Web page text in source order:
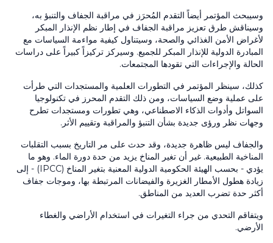
وسيبحث المؤتمر أيضاً التقدم المُحرَز في مراقبة الجفاف والتنبؤ به،
وسيناقش طرق تعزيز مراقبة الجفاف في إطار نظم الإنذار المبكر
لأغراض الأمن الغذائي والصحة، وسيتناول كيفية مواءمة السياسات مع
المبادرة الدولية للإنذار المبكر للجميع. وسيركز تركيزاً كبيراً على دراسات
الحالة والإجراءات التي تقودها المجتمعات.
كذلك، سينظر المؤتمر في التطورات العلمية والمستجدات التي طرأت
على عملية وضع السياسات، ومن ذلك التقدم المحرز في تكنولوجيا
السواتل وأدوات الذكاء الاصطناعي، وهي تطورات ومستجدات تطرح
وجهات نظر ورؤى جديدة بشأن التنبؤ والمراقبة وتقييم الأثر.
والجفاف ليس ظاهرة جديدة، وقد حدث على مر التاريخ بسبب التقلبات
المناخية الطبيعية. غير أن تغير المناخ يزيد من حدة دورة الماء. وهو ما
يؤدي - بحسب الهيئة الحكومية الدولية المعنية بتغير المناخ (IPCC) - إلى
زيادة هطول الأمطار الغزيرة والفيضانات المرتبطة بها، وموجات جفاف
أكثر حدة تضرب العديد من المناطق.
ويتفاقم التحدي من جراء التغيرات في استخدام الأراضي والغطاء
الأرضي.